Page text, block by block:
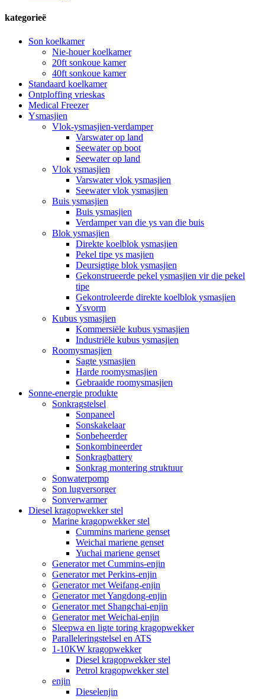
kategorieë
Son koelkamer
Nie-houer koelkamer
20ft sonkoue kamer
40ft sonkoue kamer
Standaard koelkamer
Ontploffing vrieskas
Medical Freezer
Ysmasjien
Vlok-ysmasjien-verdamper
Varswater op land
Seewater op boot
Seewater op land
Vlok ysmasjien
Varswater vlok ysmasjien
Seewater vlok ysmasjien
Buis ysmasjien
Buis ysmasjien
Verdamper van die ys van die buis
Blok ysmasjien
Direkte koelblok ysmasjien
Pekel tipe ys masjien
Deursigtige blok ysmasjien
Gekonstrueerde pekel ysmasjien vir die pekel
tipe
Gekontroleerde direkte koelblok ysmasjien
Ysvorm
Kubus ysmasjien
Kommersiële kubus ysmasjien
Industriële kubus ysmasjien
Roomysmasjien
Sagte ysmasjien
Harde roomysmasjien
Gebraaide roomysmasjien
Sonne-energie produkte
Sonkragstelsel
Sonpaneel
Sonskakelaar
Sonbeheerder
Sonkombineerder
Sonkragbattery
Sonkrag montering struktuur
Sonwaterpomp
Son lugversorger
Sonverwarmer
Diesel kragopwekker stel
Marine kragopwekker stel
Cummins mariene genset
Weichai mariene genset
Yuchai mariene genset
Generator met Cummins-enjin
Generator met Perkins-enjin
Generator met Weifang-enjin
Generator met Yangdong-enjin
Generator met Shangchai-enjin
Generator met Weichai-enjin
Sleepwa en ligte toring kragopwekker
Paralleleringstelsel en ATS
1-10KW kragopwekker
Diesel kragopwekker stel
Petrol kragopwekker stel
enjin
Dieselenjin